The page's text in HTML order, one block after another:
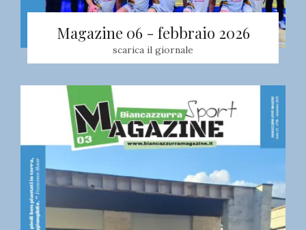
Magazine 06 - febbraio 2026
scarica il giornale